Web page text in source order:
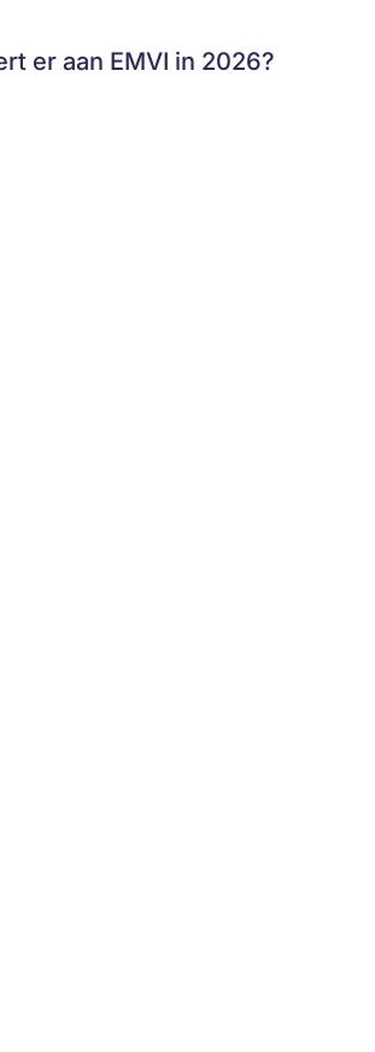
er aan EMVI in 2026?